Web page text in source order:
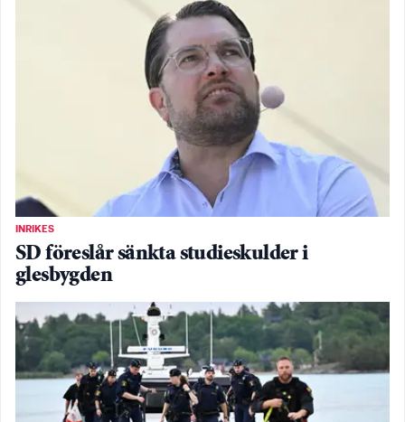
INRIKES
SD föreslår sänkta studieskulder i
glesbygden